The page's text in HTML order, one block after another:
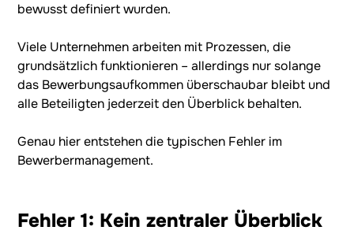
bewusst definiert wurden.
Viele Unternehmen arbeiten mit Prozessen, die
grundsätzlich funktionieren – allerdings nur solange
das Bewerbungsaufkommen überschaubar bleibt und
alle Beteiligten jederzeit den Überblick behalten.
Genau hier entstehen die typischen Fehler im
Bewerbermanagement.
Fehler 1: Kein zentraler Überblick